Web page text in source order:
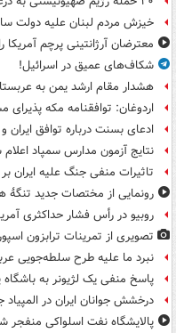
خیزش مردم لبنان علیه دولت
معترضان آرژانتینی پرچم آمریکا
شکاف‌های عمیق در اسرائیل!
هشدار مقام ارشد یمن به
اردوغان: توافقنامه مکه
ادعای بسنت درباره توافق ایران و
نتایج آزمون مدارس سمپاد
تاثیرات منفی جنگ علیه ایران بر
رونمایی از مختصات جدید تنگۀ
روبیو در رأس فشار حداکثری
تصویری از تمرینات ترابزون
نبرد ما علیه طرح سلطه‌جویی
پاسخ منفی یک لژیونر به
درخشش جوانان ایران در
پالایشگاه نفت اسلواکی منفجر